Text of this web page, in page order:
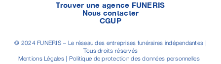
Trouver une agence FUNERIS
Nous contacter
CGUP
© 2024 FUNERIS – Le réseau des entreprises funéraires indépendantes |
Tous droits réservés
Mentions Légales | Politique de protection des données personnelles|